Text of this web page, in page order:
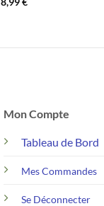
Mon Compte
Tableau de Bord
Mes Commandes
Se Déconnecter